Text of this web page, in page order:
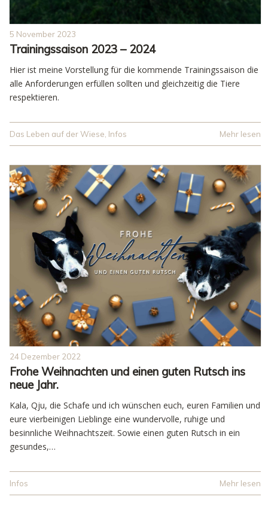
5 November 2023
Trainingssaison 2023 – 2024
Hier ist meine Vorstellung für die kommende Trainingssaison die
alle Anforderungen erfüllen sollten und gleichzeitig die Tiere
respektieren.
Das Leben auf der Wiese, Infos Mehr lesen
24 Dezember 2022
Frohe Weihnachten und einen guten Rutsch ins
neue Jahr.
Kala, Qju, die Schafe und ich wünschen euch, euren Familien und
eure vierbeinigen Lieblinge eine wundervolle, ruhige und
besinnliche Weihnachtszeit. Sowie einen guten Rutsch in ein
gesundes,…
Infos Mehr lesen